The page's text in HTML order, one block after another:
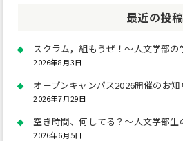
最近の投稿
スクラム，組もうぜ！～人文学部
2026年8月3日
オープンキャンパス2026開催のお知
2026年7月29日
空き時間、何してる？～人文学部生
2026年6月5日